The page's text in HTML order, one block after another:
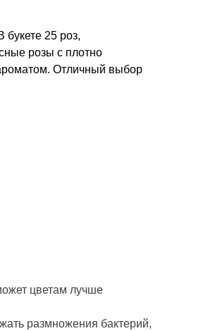
25 роз,
розы с плотно
Отличный выбор
цветам лучше
размножения бактерий,